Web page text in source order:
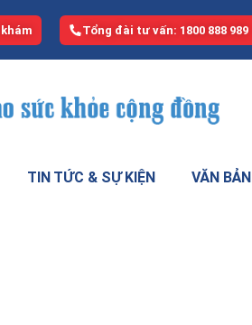
Tổng đài tư vấn: 1800 888 989
TIN TỨC & SỰ KIỆN VĂN BẢN